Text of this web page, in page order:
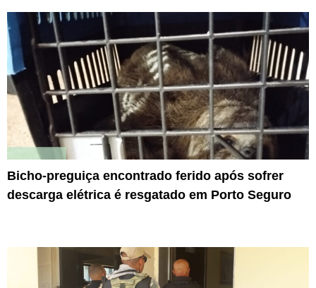
Bicho-preguiça encontrado ferido após sofrer
descarga elétrica é resgatado em Porto Seguro